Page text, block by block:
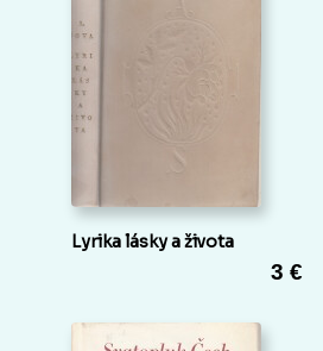
Lyrika lásky a života
3 €